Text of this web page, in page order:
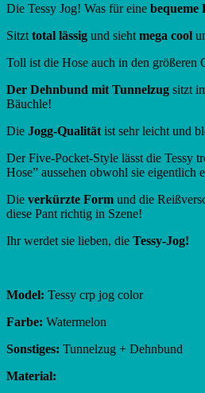
Die Tessy Jog! Was für eine bequeme
Sitzt total lässig und sieht mega cool
Toll ist die Hose auch in den größeren
Der Dehnbund mit Tunnelzug sitzt
Bäuchle!
Die Jogg-Qualität ist sehr leicht und
Der Five-Pocket-Style lässt die Tessy
Hose” aussehen obwohl sie eigentlich
Die verkürzte Form und die
diese Pant richtig in Szene!
Ihr werdet sie lieben, die Tessy-Jog!
Model: Tessy crp jog color
Farbe: Watermelon
Sonstiges: Tunnelzug + Dehnbund
Material: